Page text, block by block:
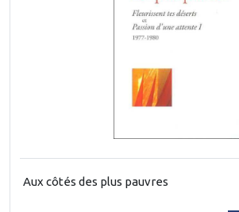
Aux côtés des plus pauvres